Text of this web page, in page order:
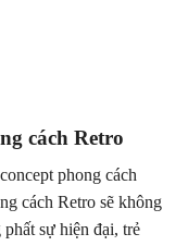
cách Retro
phong cách
cách Retro sẽ không
sự hiện đại, trẻ